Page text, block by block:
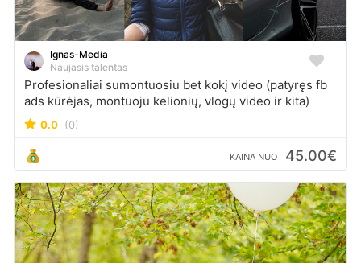
Ignas-Media
Naujasis talentas
Profesionaliai sumontuosiu bet kokį video (patyręs fb
ads kūrėjas, montuoju kelionių, vlogų video ir kita)
0.0 (0)
KAINA NUO 45.00€